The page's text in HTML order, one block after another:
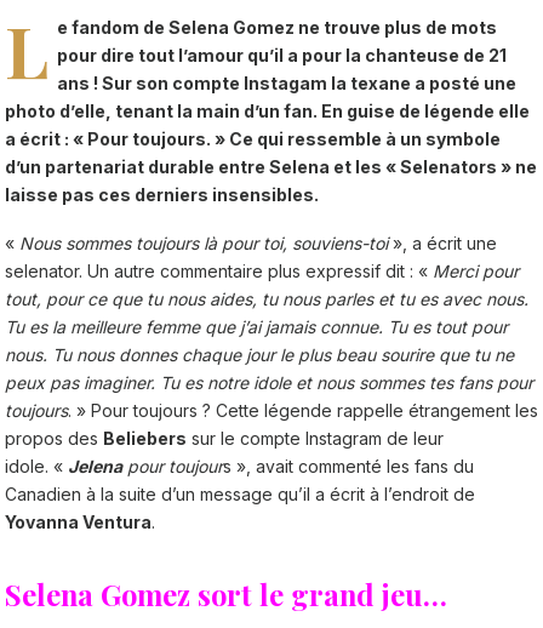
L e fandom de Selena Gomez ne trouve plus de mots
pour dire tout l’amour qu’il a pour la chanteuse de 21
ans ! Sur son compte Instagam la texane a posté une
photo d’elle, tenant la main d’un fan. En guise de légende elle
a écrit : « Pour toujours. » Ce qui ressemble à un symbole
d’un partenariat durable entre Selena et les « Selenators » ne
laisse pas ces derniers insensibles.
« Nous sommes toujours là pour toi, souviens-toi», a écrit une
selenator. Un autre commentaire plus expressif dit : « Merci pour
tout, pour ce que tu nous aides, tu nous parles et tu es avec nous.
Tu es la meilleure femme que j’ai jamais connue. Tu es tout pour
nous. Tu nous donnes chaque jour le plus beau sourire que tu ne
peux pas imaginer. Tu es notre idole et nous sommes tes fans pour
toujours. » Pour toujours ? Cette légende rappelle étrangement les
propos des Beliebers sur le compte Instagram de leur
idole. « Jelenapour toujours », avait commenté les fans du
Canadien à la suite d’un message qu’il a écrit à l’endroit de
Yovanna Ventura.
Selena Gomez sort le grand jeu…